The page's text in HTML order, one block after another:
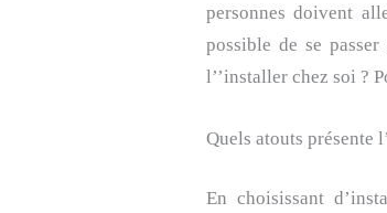
personnes doivent
possible de se
l’’installer chez soi ?
Quels atouts présente
En choisissant